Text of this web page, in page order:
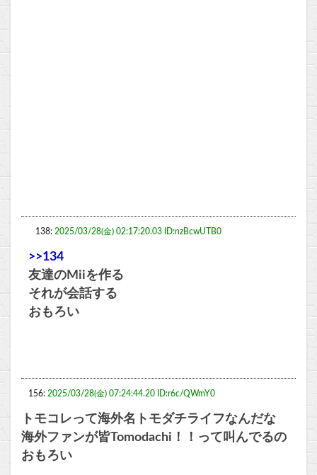
138: 2025/03/28(金) 02:17:20.03 ID:nzBcwUTB0
>>134
友達のMiiを作る
それが会話する
おもろい
156: 2025/03/28(金) 07:24:44.20 ID:r6c/QWmY0
トモコレって海外名トモダチライフなんだな
海外ファンが皆Tomodachi！！って叫んでるの
おもろい